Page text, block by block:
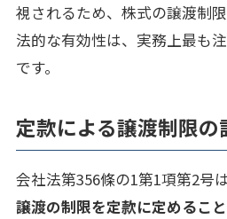
視されるため、株式の譲渡制
法的な有効性は、実務上最も
です。
定款による譲渡制限の
会社法第356條の1第1項第2号は
譲渡の制限を定款に定めるこ